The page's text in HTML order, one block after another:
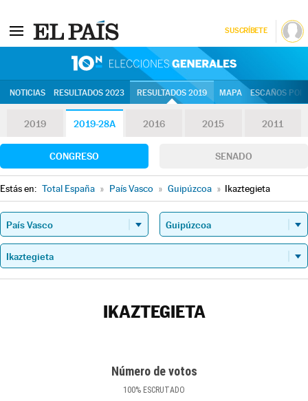
SUSCRÍBETE
NOTICIAS RESULTADOS 2023 RESULTADOS 2019 MAPA ESCAÑOS
2019 2019-28A 2016 2015 2011
CONGRESO SENADO
Estás en: Total España » País Vasco » Guipúzcoa » Ikaztegieta
IKAZTEGIETA
Número de votos
100% ESCRUTADO